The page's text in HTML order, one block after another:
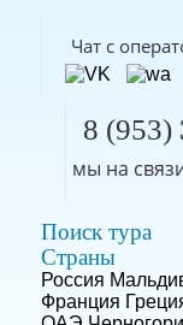
Чат с
8 (953)
мы на
Поиск тура
Страны
Россия
Франция